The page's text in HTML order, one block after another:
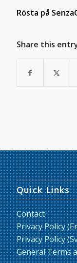
Rösta på
Share this
Quick Links
Contact
Privacy Policy
Privacy Policy
General Terms